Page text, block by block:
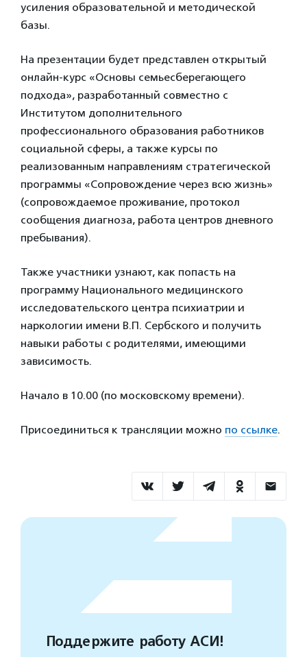
усиления образовательной и методической
базы.
На презентации будет представлен открытый
онлайн-курс «Основы семьесберегающего
подхода», разработанный совместно с
Институтом дополнительного
профессионального образования работников
социальной сферы, а также курсы по
реализованным направлениям стратегической
программы «Сопровождение через всю жизнь»
(сопровождаемое проживание, протокол
сообщения диагноза, работа центров дневного
пребывания).
Также участники узнают, как попасть на
программу Национального медицинского
исследовательского центра психиатрии и
наркологии имени В.П. Сербского и получить
навыки работы с родителями, имеющими
зависимость.
Начало в 10.00 (по московскому времени).
Присоединиться к трансляции можно по ссылке.
Поддержите работу АСИ!